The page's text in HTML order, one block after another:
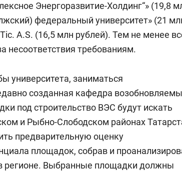
Энергоразвитие-Холдинг“» (19,8
федеральный университет» (21
A.S. (16,5 млн рублей). Тем не менее
несоответствия требованиям.
университета, заниматься
созданная кафедра
под строительство ВЭС будут искать
и Рыбно-Слободском районах
предварительную оценку
площадок, собрав и
регионе. Выбранные площадки должны